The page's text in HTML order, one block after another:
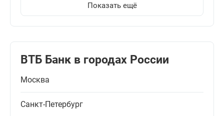
Показать ещё
ВТБ Банк в городах России
Москва
Санкт-Петербург